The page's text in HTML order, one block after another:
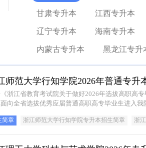
甘肃专升本 江西专升本
辽宁专升本 海南专升本
内蒙古专升本 黑龙江专升
师范大学行知学院2026年普通专升
浙江省教育考试院关于做好2026年选拔高职高
向全省选拔优秀应届普通高职高专毕业生进入我
简章 浙江师范大学行知学院专升本招生简章 浙